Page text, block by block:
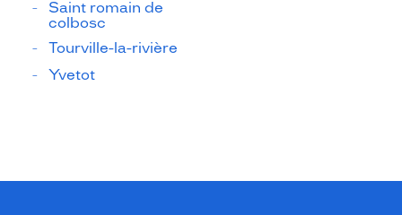
Saint romain de
colbosc
Tourville-la-rivière
Yvetot